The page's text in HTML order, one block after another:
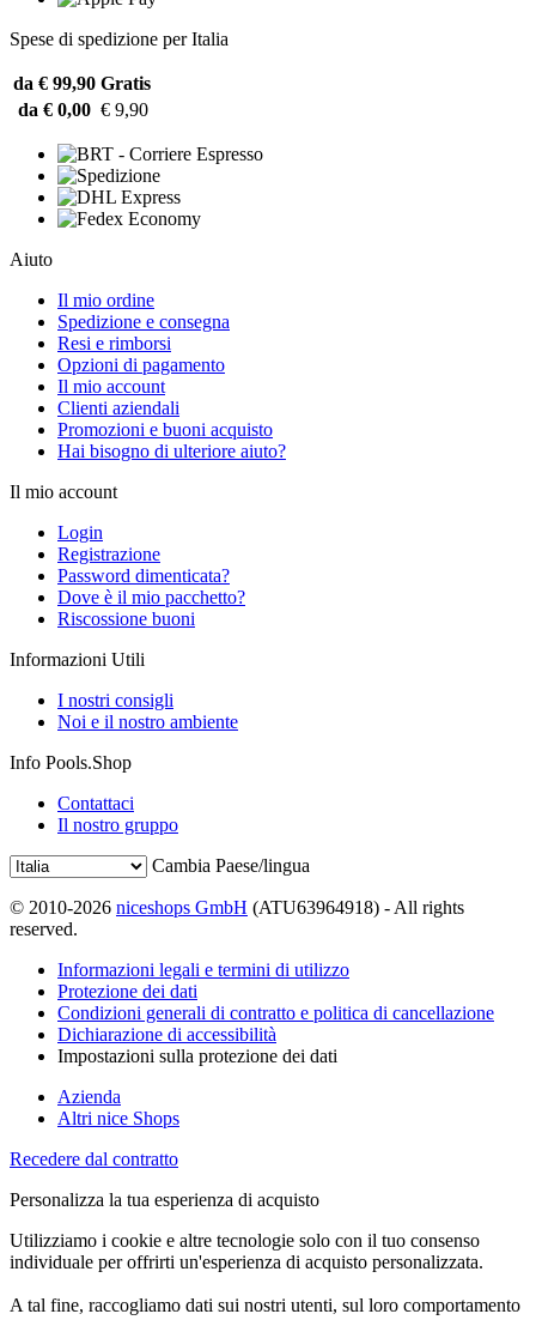
Spese di spedizione per Italia
da € 99,90 Gratis
da € 0,00 € 9,90
Aiuto
Il mio ordine
Spedizione e consegna
Resi e rimborsi
Opzioni di pagamento
Il mio account
Clienti aziendali
Promozioni e buoni acquisto
Hai bisogno di ulteriore aiuto?
Il mio account
Login
Registrazione
Password dimenticata?
Dove è il mio pacchetto?
Riscossione buoni
Informazioni Utili
I nostri consigli
Noi e il nostro ambiente
Info Pools.Shop
Contattaci
Il nostro gruppo
Cambia Paese/lingua
© 2010-2026 niceshops GmbH (ATU63964918) - All rights
reserved.
Informazioni legali e termini di utilizzo
Protezione dei dati
Condizioni generali di contratto e politica di cancellazione
Dichiarazione di accessibilità
Impostazioni sulla protezione dei dati
Azienda
Altri nice Shops
Recedere dal contratto
Personalizza la tua esperienza di acquisto
Utilizziamo i cookie e altre tecnologie solo con il tuo consenso
individuale per offrirti un'esperienza di acquisto personalizzata.
A tal fine, raccogliamo dati sui nostri utenti, sul loro comportamento